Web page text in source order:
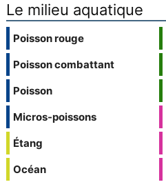
Le milieu aquatique
Poisson rouge
Poisson combattant
Poisson
Micros-poissons
Étang
Océan